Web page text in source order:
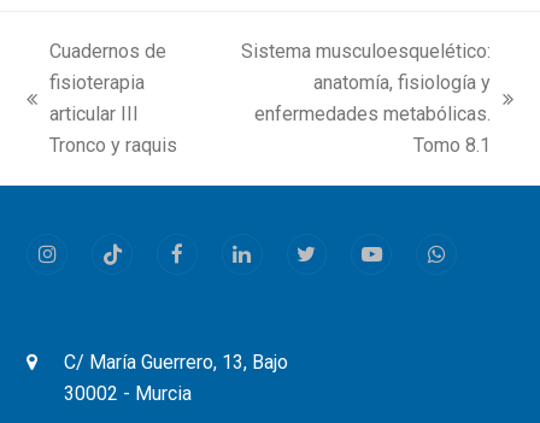
previous
post:
Cuadernos de
fisioterapia
articular III
Tronco y raquis
next
Sistema musculoesquelético:
anatomía, fisiología y
enfermedades metabólicas.
Tomo 8.1
InstagramTiktok FacebookLinkedInTwitterYoutubeWhatsapp
C/ María Guerrero, 13, Bajo
30002 - Murcia